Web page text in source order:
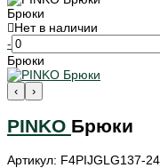
Брюки
Нет в наличии
-
Брюки
‹ ›
PINKO Брюки
Артикул: F4PIJGLG137-